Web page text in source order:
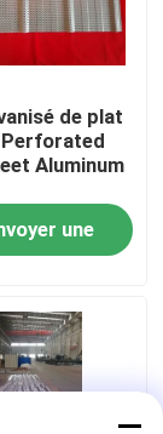
de plat
Perforated
Aluminum
une